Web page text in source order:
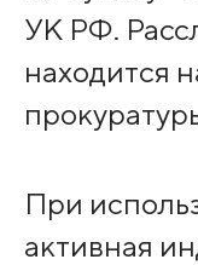
УК РФ.
находится
При
активная